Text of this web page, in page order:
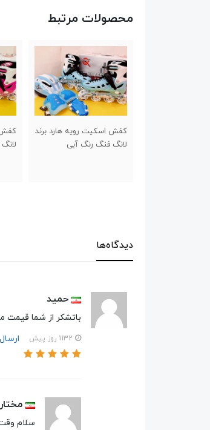
محصولات مرتبط
کفش اسکیت رویه هارد برند
لانگ فنگ رنگ صورتی
دیدگاه‌ها
حمید
باتشکر از شما قیمت
سلام